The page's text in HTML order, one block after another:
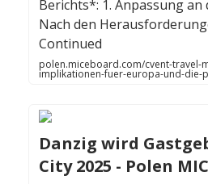
Berichts*: 1. Anpassung an
Nach den
Continued
polen.miceboard.com/cvent-travel-
implikationen-fuer-europa-und-die-
Danzig wird
City 2025 - Polen